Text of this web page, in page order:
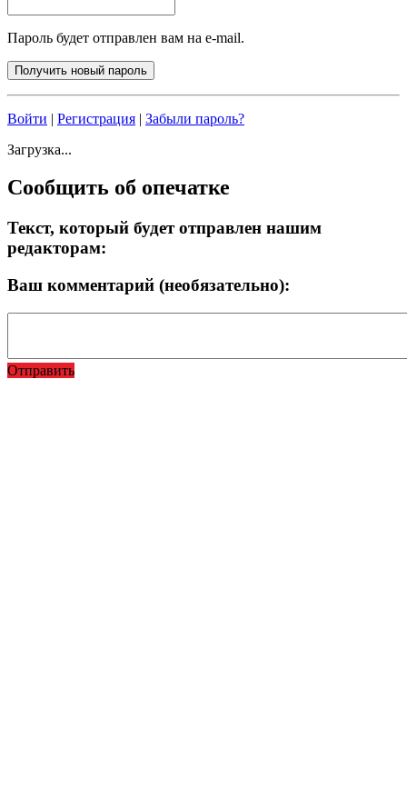
Пароль будет отправлен вам на e-mail.
Войти | Регистрация | Забыли пароль?
Загрузка...
Сообщить об опечатке
Текст, который будет отправлен нашим
редакторам:
Ваш комментарий (необязательно):
Отправить